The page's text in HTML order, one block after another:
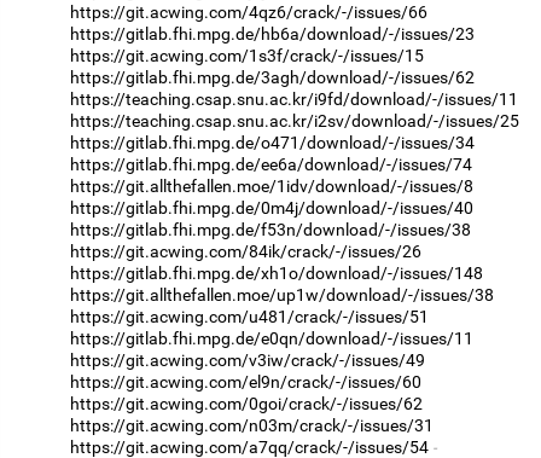
https://git.acwing.com/4qz6/crack/-/issues/66
https://gitlab.fhi.mpg.de/hb6a/download/-/issues/23
https://git.acwing.com/1s3f/crack/-/issues/15
https://gitlab.fhi.mpg.de/3agh/download/-/issues/62
https://teaching.csap.snu.ac.kr/i9fd/download/-/issues/11
https://teaching.csap.snu.ac.kr/i2sv/download/-/issues/25
https://gitlab.fhi.mpg.de/o471/download/-/issues/34
https://gitlab.fhi.mpg.de/ee6a/download/-/issues/74
https://git.allthefallen.moe/1idv/download/-/issues/8
https://gitlab.fhi.mpg.de/0m4j/download/-/issues/40
https://gitlab.fhi.mpg.de/f53n/download/-/issues/38
https://git.acwing.com/84ik/crack/-/issues/26
https://gitlab.fhi.mpg.de/xh1o/download/-/issues/148
https://git.allthefallen.moe/up1w/download/-/issues/38
https://git.acwing.com/u481/crack/-/issues/51
https://gitlab.fhi.mpg.de/e0qn/download/-/issues/11
https://git.acwing.com/v3iw/crack/-/issues/49
https://git.acwing.com/el9n/crack/-/issues/60
https://git.acwing.com/0goi/crack/-/issues/62
https://git.acwing.com/n03m/crack/-/issues/31
https://git.acwing.com/a7qq/crack/-/issues/54